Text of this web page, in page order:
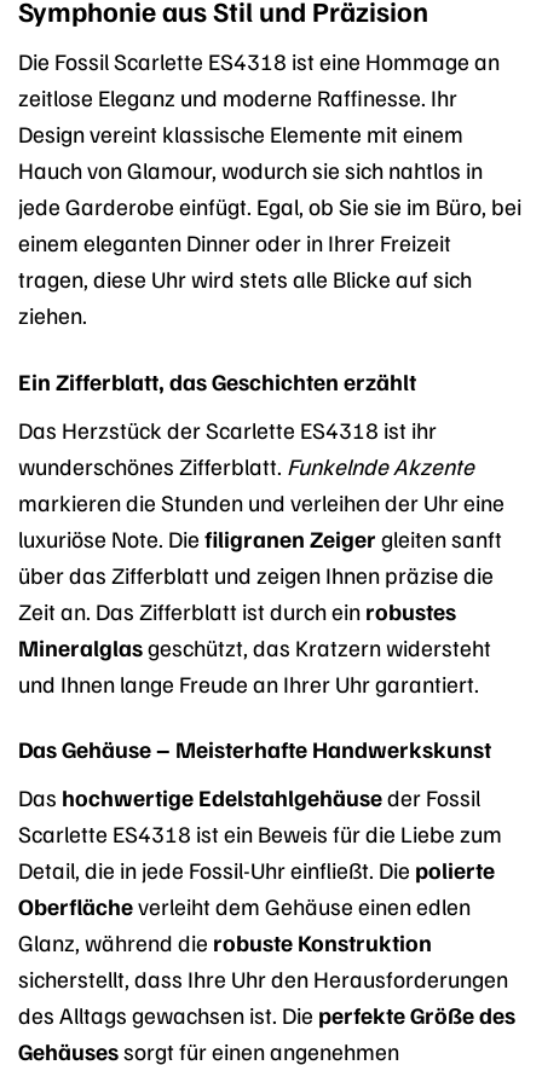
Symphonie aus Stil und Präzision
Die Fossil Scarlette ES4318 ist eine Hommage an
zeitlose Eleganz und moderne Raffinesse. Ihr
Design vereint klassische Elemente mit einem
Hauch von Glamour, wodurch sie sich nahtlos in
jede Garderobe einfügt. Egal, ob Sie sie im Büro, bei
einem eleganten Dinner oder in Ihrer Freizeit
tragen, diese Uhr wird stets alle Blicke auf sich
ziehen.
Ein Zifferblatt, das Geschichten erzählt
Das Herzstück der Scarlette ES4318 ist ihr
wunderschönes Zifferblatt. Funkelnde Akzente
markieren die Stunden und verleihen der Uhr eine
luxuriöse Note. Die filigranen Zeiger gleiten sanft
über das Zifferblatt und zeigen Ihnen präzise die
Zeit an. Das Zifferblatt ist durch ein robustes
Mineralglasgeschützt, das Kratzern widersteht
und Ihnen lange Freude an Ihrer Uhr garantiert.
Das Gehäuse – Meisterhafte Handwerkskunst
Das hochwertige Edelstahlgehäuseder Fossil
Scarlette ES4318 ist ein Beweis für die Liebe zum
Detail, die in jede Fossil-Uhr einfließt. Die polierte
Oberflächeverleiht dem Gehäuse einen edlen
Glanz, während die robuste Konstruktion
sicherstellt, dass Ihre Uhr den Herausforderungen
des Alltags gewachsen ist. Die perfekte Größe des
Gehäusessorgt für einen angenehmen